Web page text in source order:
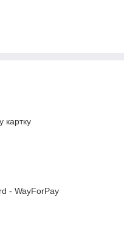
картку
- WayForPay